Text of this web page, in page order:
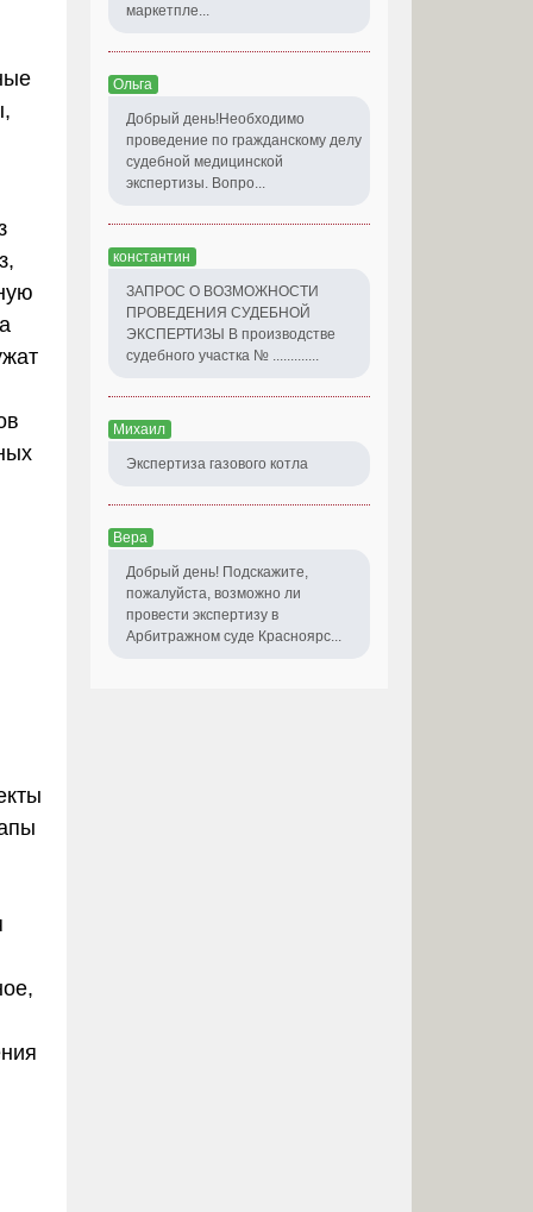
маркетпле...
Ольга
Добрый день!Необходимо
проведение по гражданскому делу
судебной медицинской
экспертизы. Вопро...
константин
ЗАПРОС О ВОЗМОЖНОСТИ
ПРОВЕДЕНИЯ СУДЕБНОЙ
ЭКСПЕРТИЗЫ В производстве
судебного участка № .............
Михаил
Экспертиза газового котла
Вера
Добрый день! Подскажите,
пожалуйста, возможно ли
провести экспертизу в
Арбитражном суде Красноярс...